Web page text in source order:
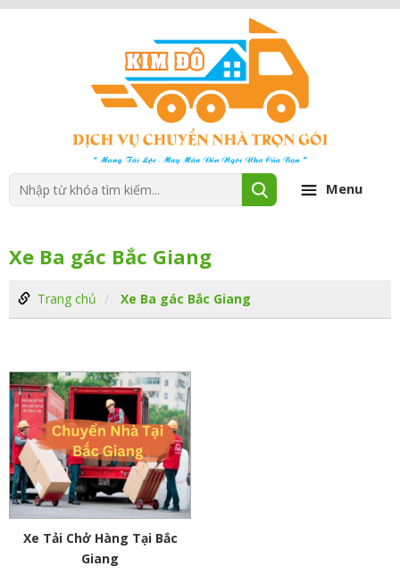
Menu
Xe Ba gác Bắc Giang
Trang chủ Xe Ba gác Bắc Giang
Xe Tải Chở Hàng Tại Bắc
Giang